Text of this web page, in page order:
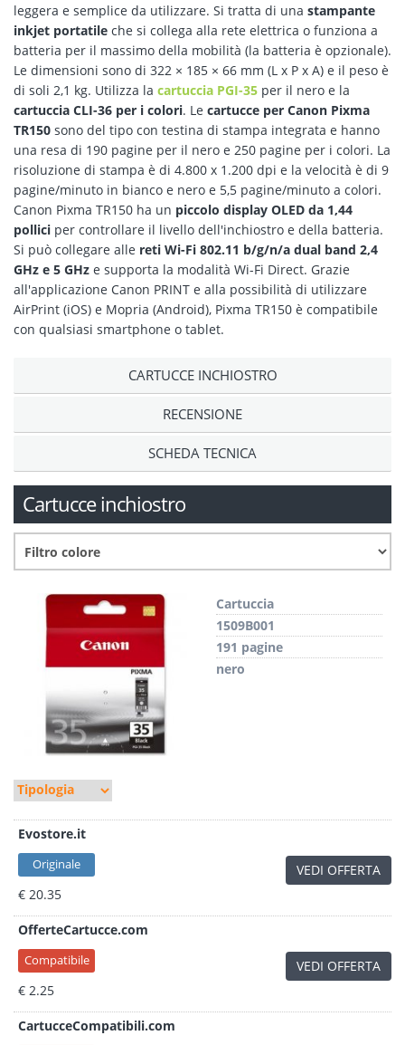
leggera e semplice da utilizzare. Si tratta di una stampante
inkjet portatile che si collega alla rete elettrica o funziona a
batteria per il massimo della mobilità (la batteria è opzionale).
Le dimensioni sono di 322 × 185 × 66 mm (L x P x A) e il peso è
di soli 2,1 kg. Utilizza la cartuccia PGI-35 per il nero e la
cartuccia CLI-36 per i colori. Le cartucce per Canon Pixma
TR150 sono del tipo con testina di stampa integrata e hanno
una resa di 190 pagine per il nero e 250 pagine per i colori. La
risoluzione di stampa è di 4.800 x 1.200 dpi e la velocità è di 9
pagine/minuto in bianco e nero e 5,5 pagine/minuto a colori.
Canon Pixma TR150 ha un piccolo display OLED da 1,44
pollici per controllare il livello dell'inchiostro e della batteria.
Si può collegare alle reti Wi-Fi 802.11 b/g/n/a dual band 2,4
GHz e 5 GHz e supporta la modalità Wi-Fi Direct. Grazie
all'applicazione Canon PRINT e alla possibilità di utilizzare
AirPrint (iOS) e Mopria (Android), Pixma TR150 è compatibile
con qualsiasi smartphone o tablet.
CARTUCCE INCHIOSTRO
RECENSIONE
SCHEDA TECNICA
Cartucce inchiostro
Cartuccia
1509B001
191 pagine
nero
Evostore.it
Originale
€ 20.35
VEDI OFFERTA
OfferteCartucce.com
Compatibile
€ 2.25
VEDI OFFERTA
CartucceCompatibili.com